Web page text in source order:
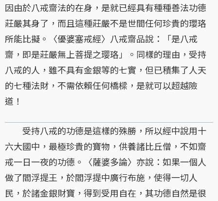
因由於八戒齋法的在身，是就已經具有種種善法功德
莊嚴其身了，而且這種莊嚴不是世間任何珍貴的瓔珞
所能比擬。〈優婆塞戒經〉八戒齋品說：「是八戒
齋，即是莊嚴無上菩提之璎珞」。同樣的理由，受持
八戒的人，雖不具有金銀等的七實，但已積集了人天
的七種法財，不需依賴任何橋樑，是就可以超越險
道！
受持八戒的功德是這樣的殊勝，所以經中說用十
六大國中，最極珍貴的寶物，供養諸比丘僧，不如齋
戒一日一夜的功德。〈薩婆多論〉亦說：如果一個人
做了閻浮提王，於閻浮提中廣行布施，使得一切人
民，於諸金銀財寶，得到受用自在，其功德自然是很